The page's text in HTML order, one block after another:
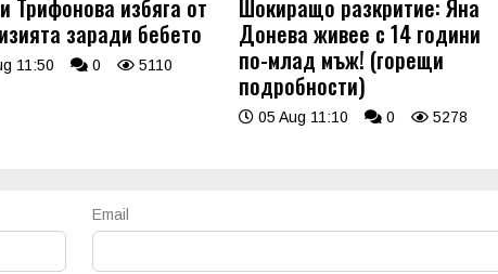
Трифонова избяга от
заради бебето
11:50 0 5110
Шокиращо разкритие: Яна
Донева живее с 14 години
по-млад мъж! (горещи
подробности)
05 Aug 11:10 0 5278
Email